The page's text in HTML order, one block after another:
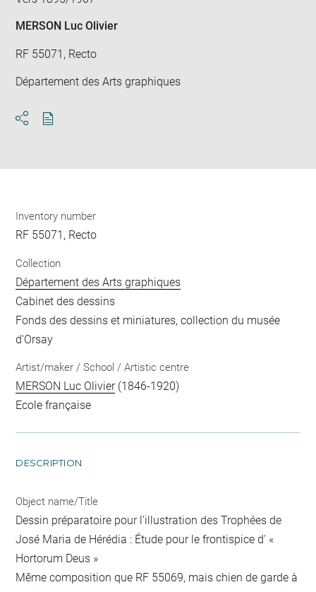
MERSON Luc Olivier
RF 55071, Recto
Département des Arts graphiques
Inventory number
RF 55071, Recto
Collection
Département des Arts graphiques
Cabinet des dessins
Fonds des dessins et miniatures, collection du musée
d'Orsay
Artist/maker / School / Artistic centre
MERSON Luc Olivier(1846-1920)
Ecole française
DESCRIPTION
Object name/Title
Dessin préparatoire pour l'illustration des Trophées de
José Maria de Hérédia : Étude pour le frontispice d' «
Hortorum Deus »
Même composition que RF 55069, mais chien de garde à